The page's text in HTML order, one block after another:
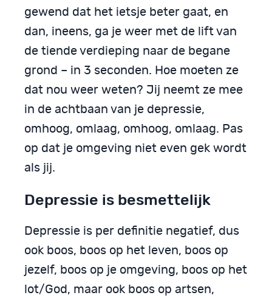
gewend dat het ietsje beter gaat, en
dan, ineens, ga je weer met de lift van
de tiende verdieping naar de begane
grond – in 3 seconden. Hoe moeten ze
dat nou weer weten? Jij neemt ze mee
in de achtbaan van je depressie,
omhoog, omlaag, omhoog, omlaag. Pas
op dat je omgeving niet even gek wordt
als jij.
Depressie is besmettelijk
Depressie is per definitie negatief, dus
ook boos, boos op het leven, boos op
jezelf, boos op je omgeving, boos op het
lot/God, maar ook boos op artsen,